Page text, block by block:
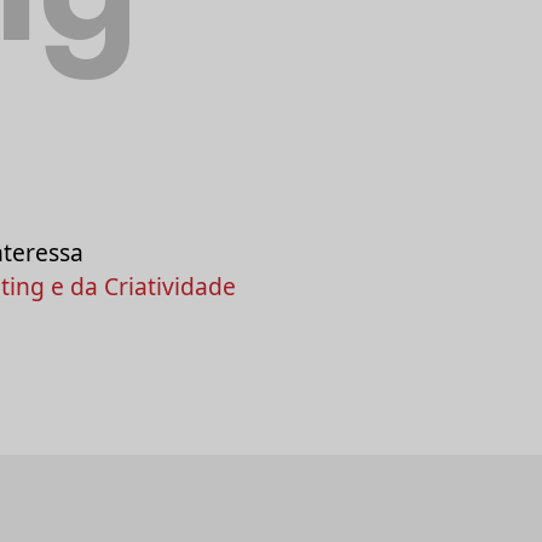
e da Criatividade